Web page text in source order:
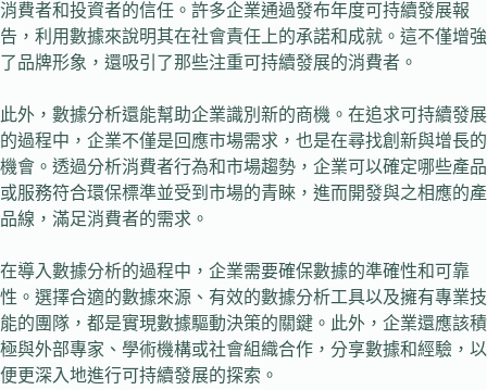
消費者和投資者的信任。許多企業通過發布年度可持續發展報
告，利用數據來說明其在社會責任上的承諾和成就。這不僅增強
了品牌形象，還吸引了那些注重可持續發展的消費者。
此外，數據分析還能幫助企業識別新的商機。在追求可持續發展
的過程中，企業不僅是回應市場需求，也是在尋找創新與增長的
機會。透過分析消費者行為和市場趨勢，企業可以確定哪些產品
或服務符合環保標準並受到市場的青睞，進而開發與之相應的產
品線，滿足消費者的需求。
在導入數據分析的過程中，企業需要確保數據的準確性和可靠
性。選擇合適的數據來源、有效的數據分析工具以及擁有專業技
能的團隊，都是實現數據驅動決策的關鍵。此外，企業還應該積
極與外部專家、學術機構或社會組織合作，分享數據和經驗，以
便更深入地進行可持續發展的探索。